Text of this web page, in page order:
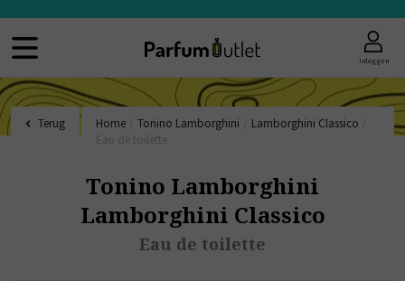
Inloggen
Terug Home Tonino Lamborghini Lamborghini Classico
Tonino Lamborghini
Lamborghini Classico
Eau de toilette